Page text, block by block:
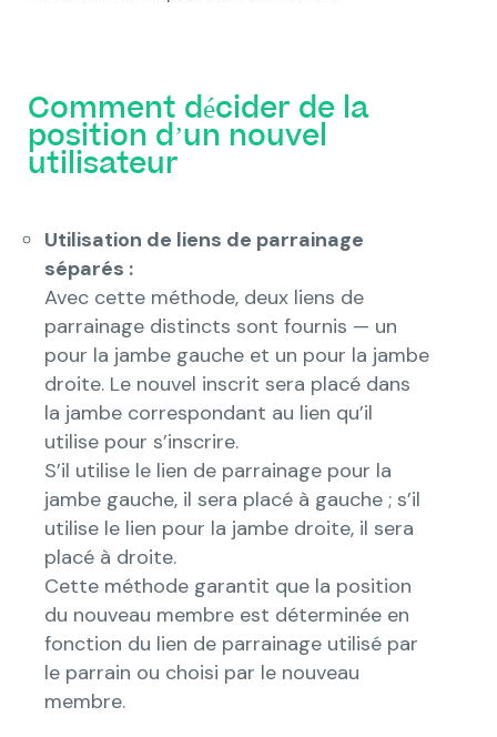
Comment décider de la
position d’un nouvel
utilisateur
Utilisation de liens de parrainage
séparés :
Avec cette méthode, deux liens de
parrainage distincts sont fournis — un
pour la jambe gauche et un pour la jambe
droite. Le nouvel inscrit sera placé dans
la jambe correspondant au lien qu’il
utilise pour s’inscrire.
S’il utilise le lien de parrainage pour la
jambe gauche, il sera placé à gauche ; s’il
utilise le lien pour la jambe droite, il sera
placé à droite.
Cette méthode garantit que la position
du nouveau membre est déterminée en
fonction du lien de parrainage utilisé par
le parrain ou choisi par le nouveau
membre.